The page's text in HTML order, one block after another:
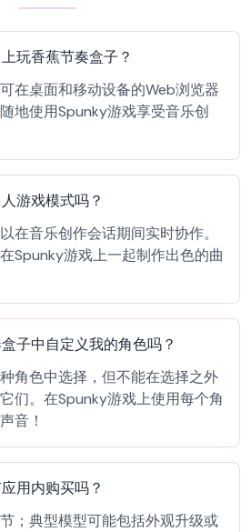
玩香蕉节奏盒子？
在桌面和移动设备的Web浏览器
地使用Spunky游戏享受音乐创
游戏模式吗？
在音乐创作会话期间实时协作。
Spunky游戏上一起制作出色的曲
子中自定义我的角色吗？
角色中选择，但不能在选择之外
们。在Spunky游戏上使用每个角
音！
用内购买吗？
；典型模型可能包括外观升级或